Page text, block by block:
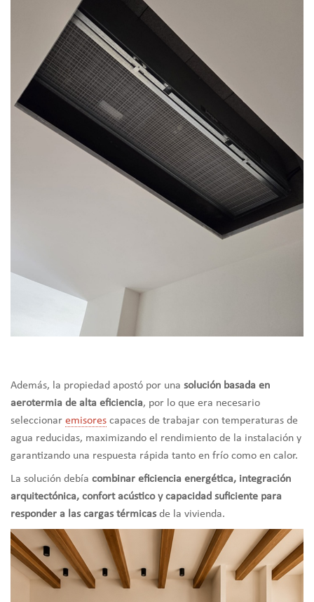
Además, la propiedad apostó por una solución basada en
aerotermia de alta eficiencia, por lo que era necesario
seleccionar emisores capaces de trabajar con temperaturas de
agua reducidas, maximizando el rendimiento de la instalación y
garantizando una respuesta rápida tanto en frío como en calor.
La solución debía combinar eficiencia energética, integración
arquitectónica, confort acústico y capacidad suficiente para
responder a las cargas térmicasde la vivienda.